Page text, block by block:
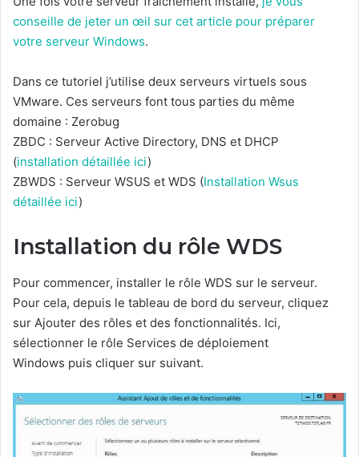
conseille de jeter un œil sur cet article pour préparer
votre serveur Windows.
Dans ce tutoriel j’utilise deux serveurs virtuels sous
VMware. Ces serveurs font tous parties du même
domaine : Zerobug
ZBDC : Serveur Active Directory, DNS et DHCP
(installation détaillée ici)
ZBWDS : Serveur WSUS et WDS (Installation Wsus
détaillée ici)
Installation du rôle WDS
Pour commencer, installer le rôle WDS sur le serveur.
Pour cela, depuis le tableau de bord du serveur, cliquez
sur Ajouter des rôles et des fonctionnalités. Ici,
sélectionner le rôle Services de déploiement
Windows puis cliquer sur suivant.